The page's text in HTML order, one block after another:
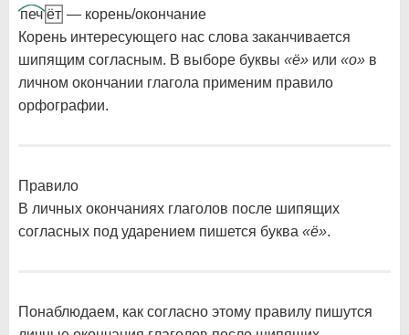
печ ёт — корень/окончание
Корень интересующего нас слова заканчивается
шипящим согласным. В выборе буквы «ё» или «о» в
личном окончании глагола применим правило
орфографии.
Правило
В личных окончаниях глаголов после шипящих
согласных под ударением пишется буква «ё».
Понаблюдаем, как согласно этому правилу пишутся